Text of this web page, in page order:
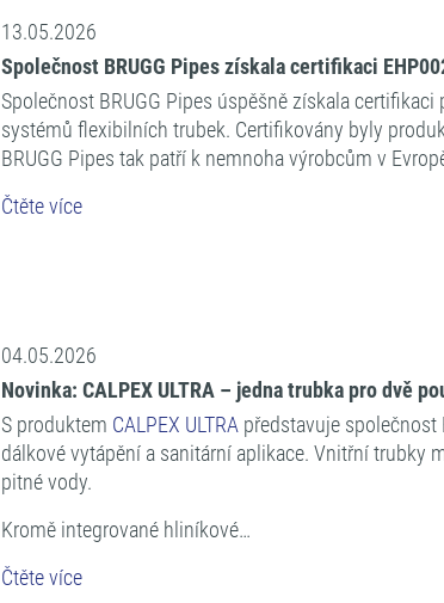
13.05.2026
Společnost BRUGG Pipes získala certifikaci
Společnost BRUGG Pipes úspěšně získala
systémů flexibilních trubek. Certifikovány byly
BRUGG Pipes tak patří k nemnoha výrobcům v
Čtěte více
04.05.2026
Novinka: CALPEX ULTRA – jedna trubka pro dvě
S produktem CALPEX ULTRA představuje společnost
dálkové vytápění a sanitární aplikace. Vnitřní trubky
pitné vody.
Kromě integrované hliníkové…
Čtěte více